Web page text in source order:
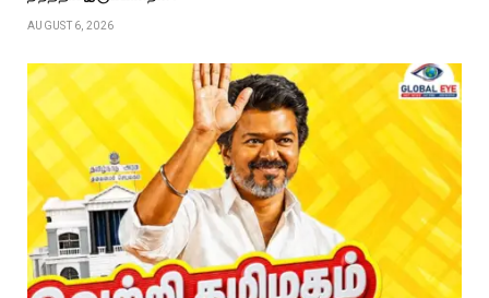
AUGUST 6, 2026